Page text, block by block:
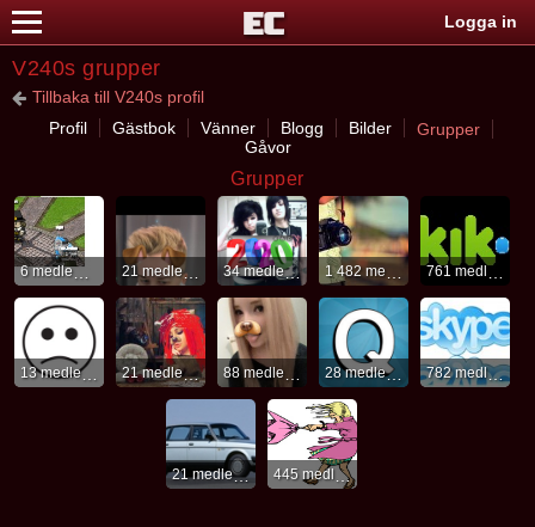
Logga in
V240s grupper
Tillbaka till V240s profil
Profil
Gästbok Vänner Blogg Bilder
Grupper
Gåvor
Grupper
6 medlemmar 21 medlemmar 34 medlemmar
13 medlemmar 21 medlemmar 88 medlemmar 28 medlemmar 782 medlemmar
21 medlemmar 445 medlemmar